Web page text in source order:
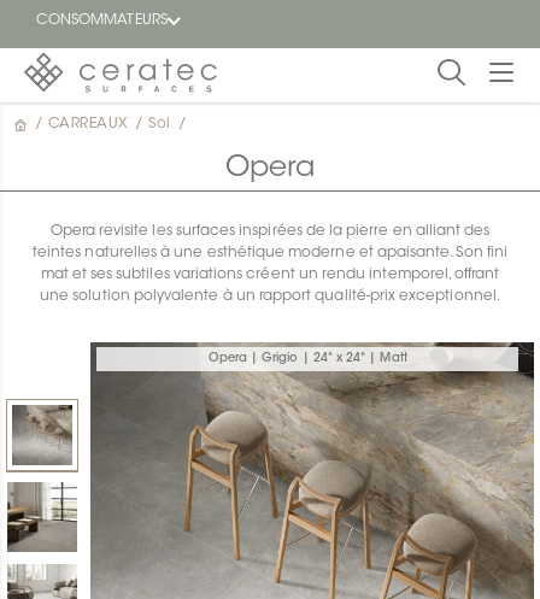
CONSOMMATEURS
En
Trouver
un
/ CARREAUX / Sol /
Opera
Opera revisite les surfaces inspirées de la pierre en alliant des
teintes naturelles à une esthétique moderne et apaisante. Son fini
mat et ses subtiles variations créent un rendu intemporel, offrant
une solution polyvalente à un rapport qualité-prix exceptionnel.
Opera | Grigio | 24" x 24" | Matt